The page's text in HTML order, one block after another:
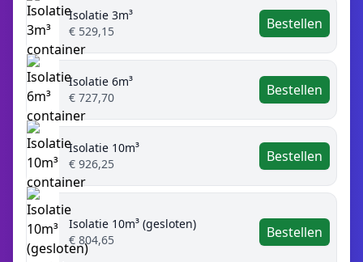
Isolatie 3m³
€ 529,15
Bestellen
Isolatie 6m³
€ 727,70
Bestellen
Isolatie 10m³
€ 926,25
Bestellen
Isolatie 10m³ (gesloten)
€ 804,65
Bestellen